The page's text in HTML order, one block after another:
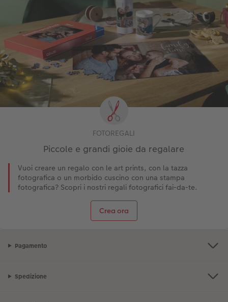
FOTOREGALI
Piccole e grandi gioie da regalare
Vuoi creare un regalo con le art prints, con la tazza
fotografica o un morbido cuscino con una stampa
fotografica? Scopri i nostri regali fotografici fai-da-te.
Crea ora
Pagamento
Spedizione